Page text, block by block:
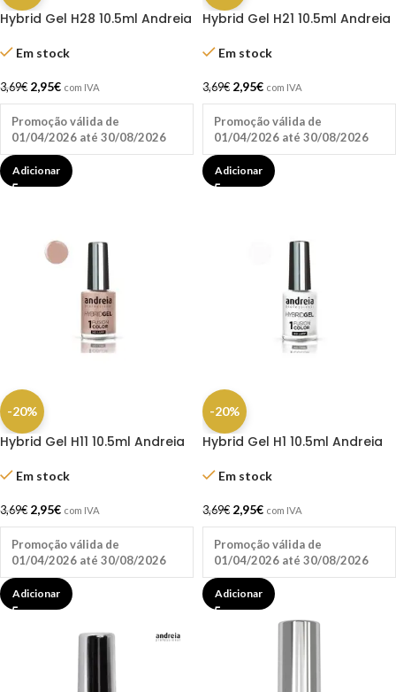
Hybrid Gel H28 10.5ml Andreia
Em stock
3,69€ 2,95€ com IVA
Promoção válida de
01/04/2026 até 30/08/2026
Adicionar
Hybrid Gel H21 10.5ml Andreia
Em stock
3,69€ 2,95€ com IVA
Promoção válida de
01/04/2026 até 30/08/2026
Adicionar
-20%
Hybrid Gel H11 10.5ml Andreia
Em stock
3,69€ 2,95€ com IVA
Promoção válida de
01/04/2026 até 30/08/2026
Adicionar
-20%
Hybrid Gel H1 10.5ml Andreia
Em stock
3,69€ 2,95€ com IVA
Promoção válida de
01/04/2026 até 30/08/2026
Adicionar